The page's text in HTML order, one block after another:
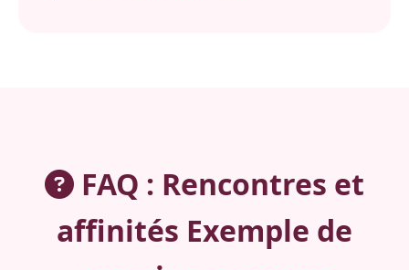
FAQ : Rencontres et
affinités Exemple de